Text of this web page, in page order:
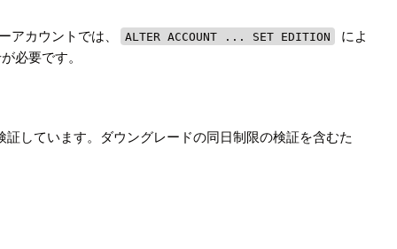
カウントでは、 ALTER ACCOUNT ... SET EDITION
によ
必要です。
しています。ダウングレードの同日制限の検証を含むた